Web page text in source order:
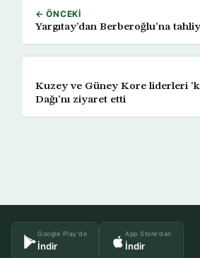
← ÖNCEKI
Yargıtay’dan Berberoğlu’na
Kuzey ve Güney Kore liderleri
Dağı’nı ziyaret etti
Google Play'de
İndir
App Store'dan
İndir